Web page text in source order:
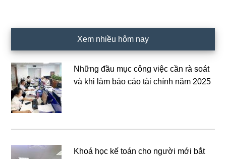
Xem nhiều hôm nay
Những đầu mục công việc cần rà soát
và khi làm báo cáo tài chính năm 2025
Khoá học kế toán cho người mới bắt